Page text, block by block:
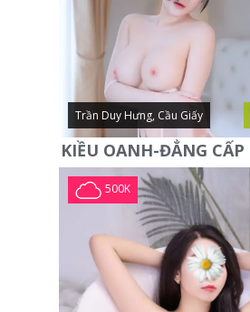
Trần Duy Hưng, Cầu Giấy
500K